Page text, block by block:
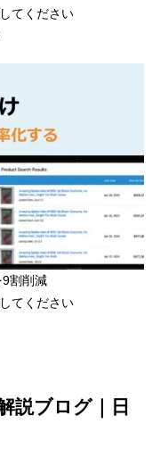
してください
割削減
してください
説ブログ｜日